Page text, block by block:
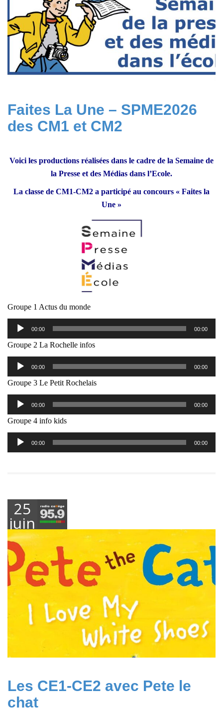
Faites La Une – SPME2026
des CM1 et CM2
Voici les productions réalisées dans le cadre de la Semaine de
la Presse et des Médias dans l’Ecole.
La classe de CM1-CM2 a participé au concours « Faites la
Une »
Groupe 1 Actus du monde
Lecteur
audio
00:00 00:00
Groupe 2 La Rochelle infos
Lecteur
audio
00:00 00:00
Groupe 3 Le Petit Rochelais
Lecteur
audio
00:00 00:00
Groupe 4 info kids
Lecteur
audio
00:00 00:00
25
juin
2026
Les CE1-CE2 avec Pete le
chat